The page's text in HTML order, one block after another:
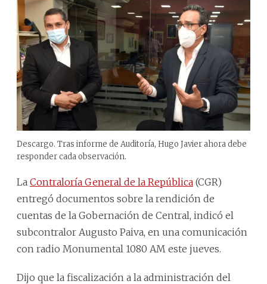
Descargo. Tras informe de Auditoría, Hugo Javier ahora debe
responder cada observación.
La Contraloría General de la República (CGR)
entregó documentos sobre la rendición de
cuentas de la Gobernación de Central, indicó el
subcontralor Augusto Paiva, en una comunicación
con radio Monumental 1080 AM este jueves.
Dijo que la fiscalización a la administración del